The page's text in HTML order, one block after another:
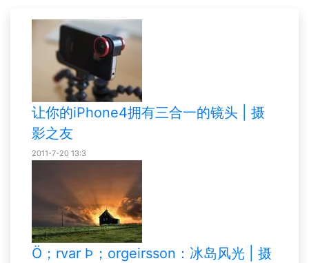
让你的iPhone4拥有三合一的镜头 | 摄
影之友
2011-7-20 13:3
Ö；rvar Þ；orgeirsson：冰岛风光 | 摄